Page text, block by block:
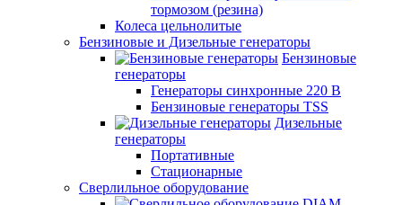
тормозом (резина)
Колеса цельнолитые
Бензиновые и Дизельные генераторы
Бензиновые
генераторы
Генераторы синхронные 220 В
Бензиновые генераторы TSS
Дизельные
генераторы
Портативные
Стационарные
Сверлильное оборудование